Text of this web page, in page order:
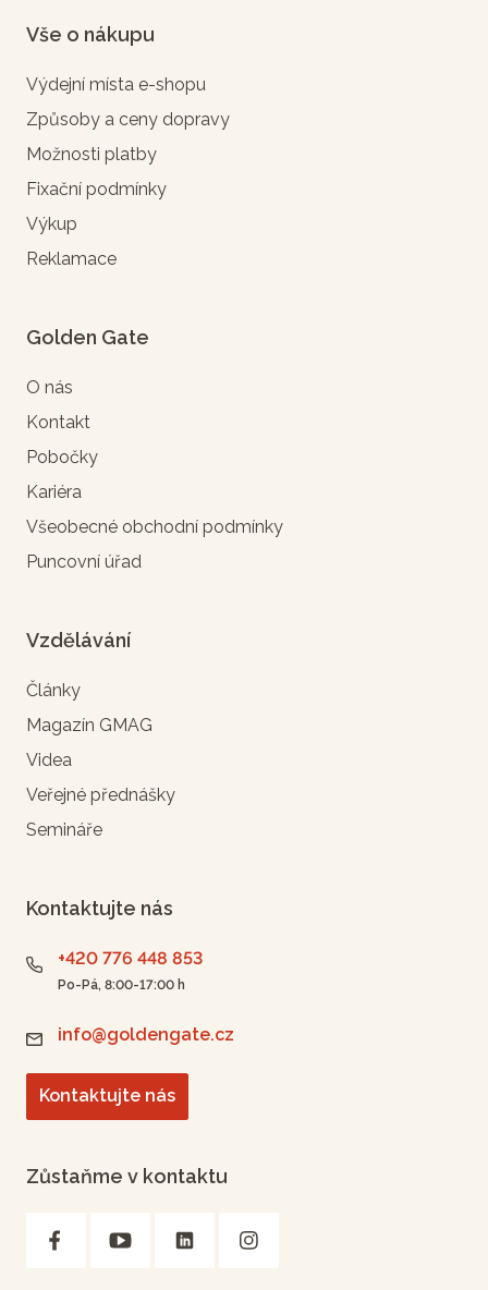
Vše o nákupu
Výdejní místa e-shopu
Způsoby a ceny dopravy
Možnosti platby
Fixační podmínky
Výkup
Reklamace
Golden Gate
O nás
Kontakt
Pobočky
Kariéra
Všeobecné obchodní podmínky
Puncovní úřad
Vzdělávání
Články
Magazín GMAG
Videa
Veřejné přednášky
Semináře
Kontaktujte nás
+420 776 448 853
Po-Pá, 8:00-17:00 h
info@goldengate.cz
Kontaktujte nás
Zůstaňme v kontaktu